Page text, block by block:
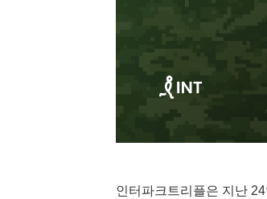
인터파크트리플은 지난